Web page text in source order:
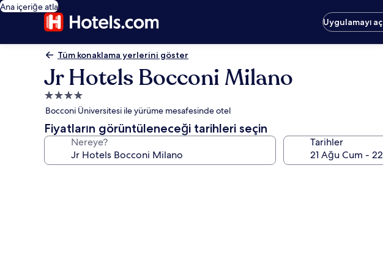
Ana içeriğe atla
Uygulamayı aç
Tüm konaklama yerlerini göster
Jr Hotels Bocconi Milano
4.0
yıldızlı
konaklama
yeri
Bocconi Üniversitesi ile yürüme mesafesinde otel
Fiyatların görüntüleneceği tarihleri seçin
Nereye? Tarihler